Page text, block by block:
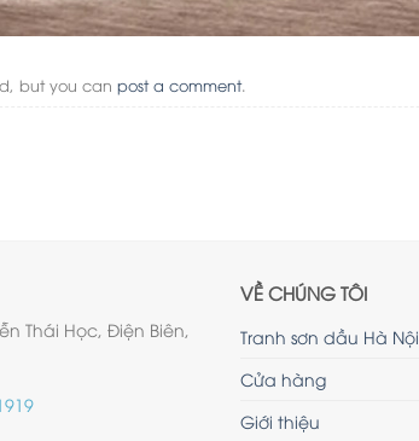
but you can post a comment.
Thái Học, Điện Biên,
VỀ CHÚNG TÔI
Tranh sơn dầu Hà Nội
Cửa hàng
Giới thiệu